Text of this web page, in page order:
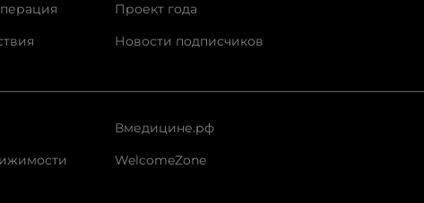
Проект года
Новости подписчиков
Вмедицине.рф
WelcomeZone